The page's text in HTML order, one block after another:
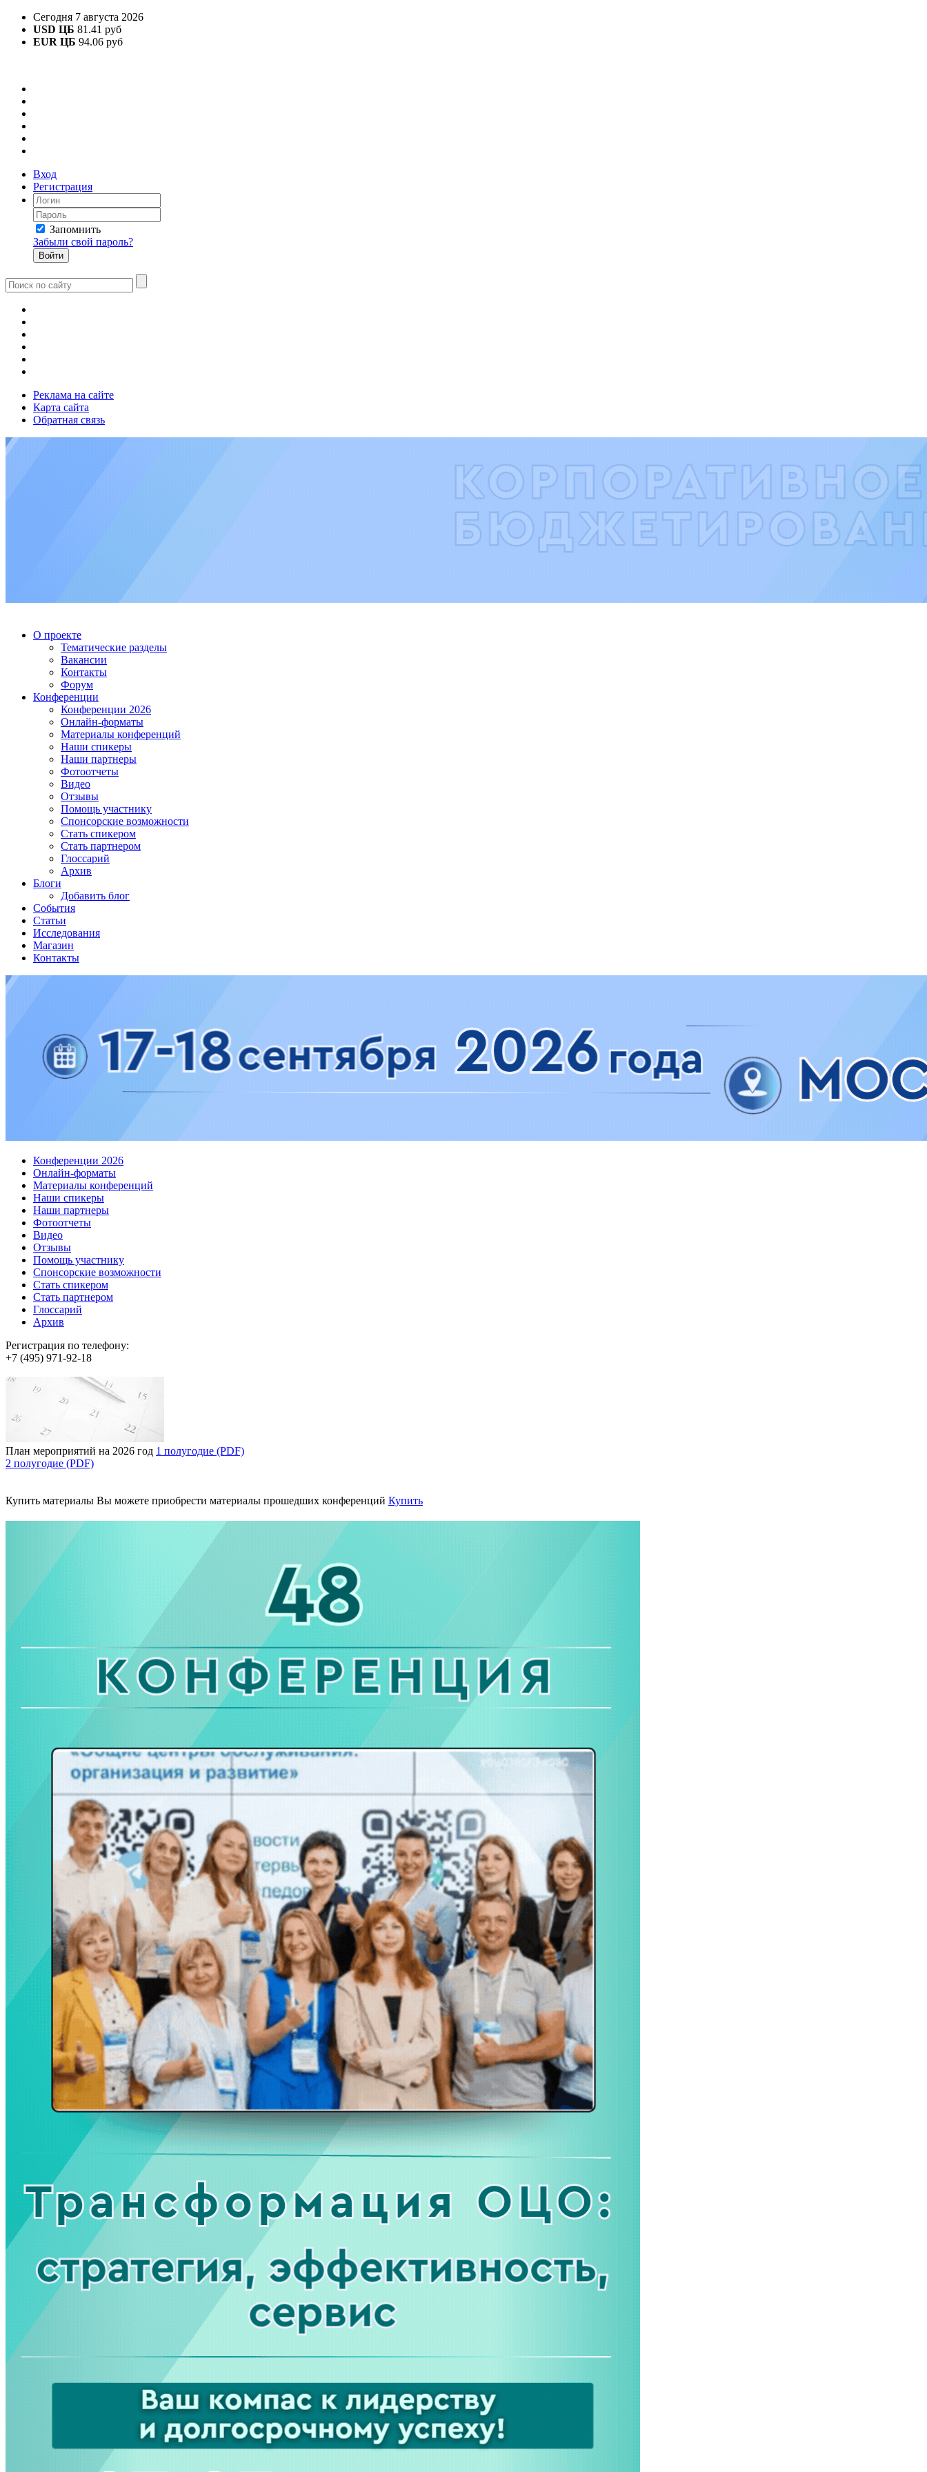
Сегодня 7 августа 2026
USD ЦБ 81.41 руб
EUR ЦБ 94.06 руб
Вход
Регистрация
Запомнить
Забыли свой пароль?
Реклама на сайте
Карта сайта
Обратная связь
О проекте
Тематические разделы
Вакансии
Контакты
Форум
Конференции
Конференции 2026
Онлайн-форматы
Материалы конференций
Наши спикеры
Наши партнеры
Фотоотчеты
Видео
Отзывы
Помощь участнику
Спонсорские возможности
Стать спикером
Стать партнером
Глоссарий
Архив
Блоги
Добавить блог
События
Статьи
Исследования
Магазин
Контакты
Конференции 2026
Онлайн-форматы
Материалы конференций
Наши спикеры
Наши партнеры
Фотоотчеты
Видео
Отзывы
Помощь участнику
Спонсорские возможности
Стать спикером
Стать партнером
Глоссарий
Архив
Регистрация по телефону:
+7 (495) 971-92-18
План мероприятий на 2026 год 1 полугодие (PDF)
2 полугодие (PDF)
Купить материалы Вы можете приобрести материалы прошедших конференций Купить